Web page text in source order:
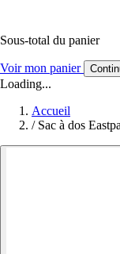
Sous-total du panier
Voir mon panier
Loading...
Accueil
/ Sac à dos